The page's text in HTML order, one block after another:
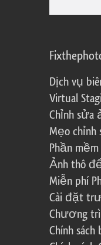
Dịch vụ
Virtual
Chỉnh sửa
Mẹo chỉnh
Phần
Ảnh thô
Miễn phí
Cài đặt
Chương
Chính